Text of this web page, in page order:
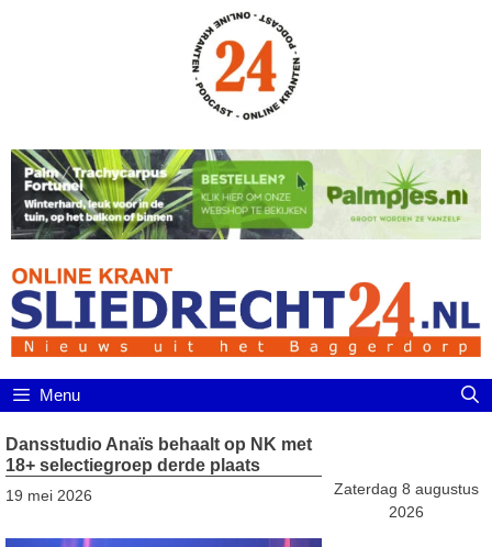
Menu
Dansstudio Anaïs behaalt op NK met
18+ selectiegroep derde plaats
19 mei 2026
Zaterdag 8 augustus
2026